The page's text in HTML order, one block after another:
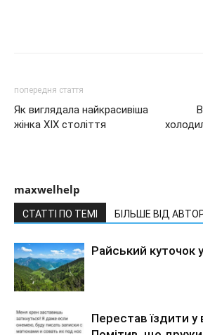
попередня стаття
Як виглядала найкрасивіша
жінка XIX століття
maxwelhelp
СТАТТІ ПО ТЕМІ БІЛЬШЕ ВІД
Райський куточок
Перестав їздити